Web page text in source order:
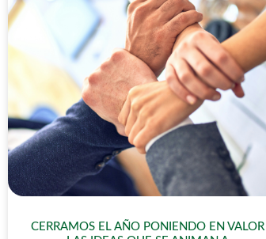
CERRAMOS EL AÑO PONIENDO EN VALOR